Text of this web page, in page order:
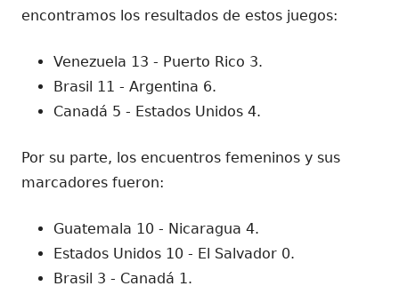
encontramos los resultados de estos juegos:
Venezuela 13 - Puerto Rico 3.
Brasil 11 - Argentina 6.
Canadá 5 - Estados Unidos 4.
Por su parte, los encuentros femeninos y sus
marcadores fueron:
Guatemala 10 - Nicaragua 4.
Estados Unidos 10 - El Salvador 0.
Brasil 3 - Canadá 1.